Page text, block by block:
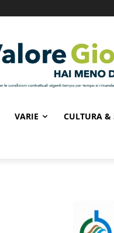
VARIE CULTURA &